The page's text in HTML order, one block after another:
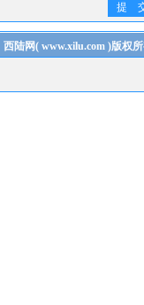
提
西陆网( www.xilu.com)版权